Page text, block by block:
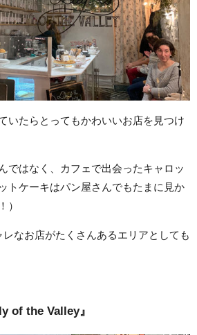
いたらとってもかわいいお店を見つけ
ではなく、カフェで出会ったキャロッ
トケーキはパン屋さんでもたまに見か
）
なお店がたくさんあるエリアとしても
of the Valley』